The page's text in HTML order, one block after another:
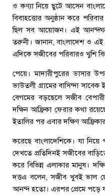
ও কণ্যা নিয়ে ছুটে আসেন
বিবাহত্তোর অনুষ্ঠান করে
ছিল সব আয়োজন। এই আনন্দঘন
তরুনী। জানান, বাংলাদেশ ও এই
এদিকে সজীবের পরিবারও খুশি
পেয়ে। মাদারীপুরের ডাসার
ভাউতলী গ্রামের বাসিন্দা
বেগমের বড়ছেলে সজীব
দক্ষিন আফ্রিকা ফেরার কথা
ইতালির পর এবার দক্ষিণ
করেছে বাংলাদেশিকে। যা নিয়ে
দেখতে প্রতিদিনই সজীবের
করে বিভিন্ন এলাকার মানুষ।
দত্তএ বলেন, সজীব খুবই ভাল
আনন্দ হতো। এরপর প্রেমে পড়ে